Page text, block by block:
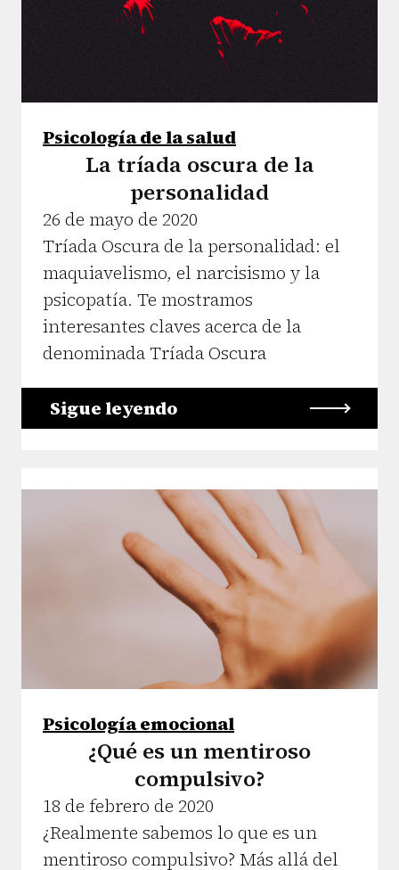
Psicología de la salud
La tríada oscura de la
personalidad
26 de mayo de 2020
Tríada Oscura de la personalidad: el
maquiavelismo, el narcisismo y la
psicopatía. Te mostramos
interesantes claves acerca de la
denominada Tríada Oscura
Sigue leyendo
Psicología emocional
¿Qué es un mentiroso
compulsivo?
18 de febrero de 2020
¿Realmente sabemos lo que es un
mentiroso compulsivo? Más allá del